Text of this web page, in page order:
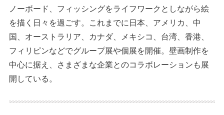
ノーボード、フィッシングをライフワークとしながら絵
を描く日々を過ごす。これまでに日本、アメリカ、中
国、オーストラリア、カナダ、メキシコ、台湾、香港、
フィリピンなどでグループ展や個展を開催。壁画制作を
中心に据え、さまざまな企業とのコラボレーションも展
開している。